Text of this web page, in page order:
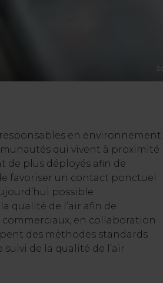
en environnement
qui vivent à proximité
de plus déployés afin de
favoriser un contact ponctuel
possible
qualité de l’air afin de
en collaboration
des méthodes standards
de la qualité de l’air